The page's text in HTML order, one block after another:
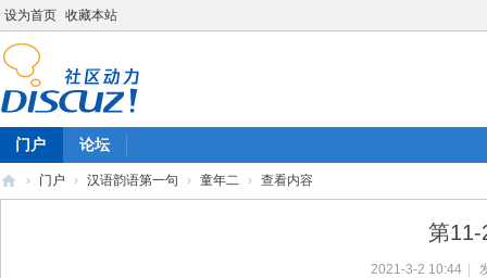
设为首页 收藏本站
门户 论坛
› 门户 › 汉语韵语第一句 › 童年二 › 查看内容
第11-
2021-3-2 10:44